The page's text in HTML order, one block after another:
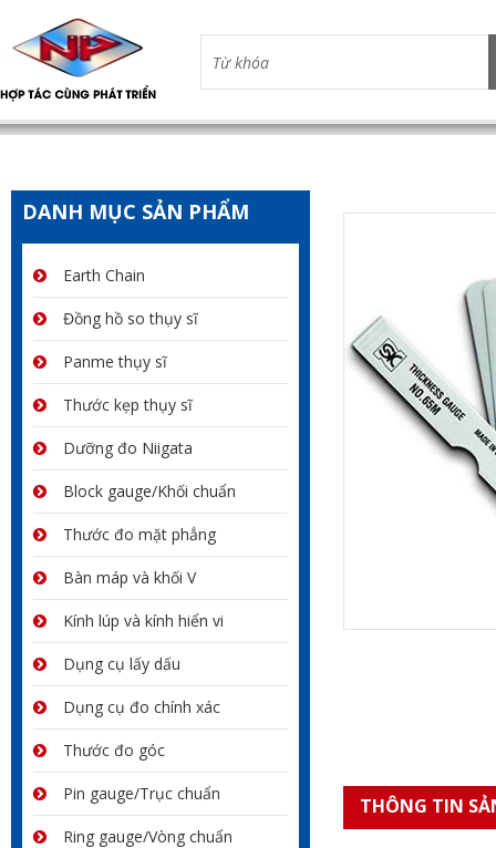
THÔNG TIN
DANH MỤC SẢN PHẨM
Earth Chain
Đồng hồ so thụy sĩ
Panme thụy sĩ
Thước kẹp thụy sĩ
Dưỡng đo Niigata
Block gauge/Khối chuẩn
Thước đo mặt phẳng
Bàn máp và khối V
Kính lúp và kính hiển vi
Dụng cụ lấy dấu
Dụng cụ đo chính xác
Thước đo góc
Pin gauge/Trục chuẩn
Ring gauge/Vòng chuẩn